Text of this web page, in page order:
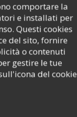
comportare la
e installati per
Questi cookies
del sito, fornire
o contenuti
gestire le tue
del cookie
possono raccogliere